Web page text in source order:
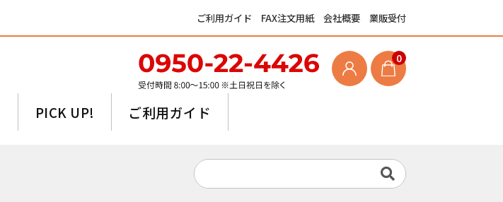
ご利用ガイド FAX注文用紙 会社概要 業販受付
0
PICK UP! ご利用ガイド